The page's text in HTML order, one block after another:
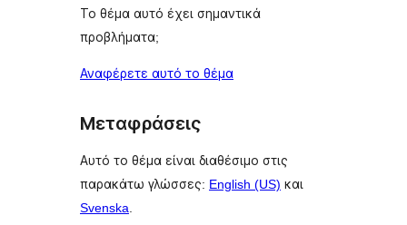
Το θέμα αυτό έχει σημαντικά
προβλήματα;
Αναφέρετε αυτό το θέμα
Μεταφράσεις
Αυτό το θέμα είναι διαθέσιμο στις
παρακάτω γλώσσες: English (US) και
Svenska.